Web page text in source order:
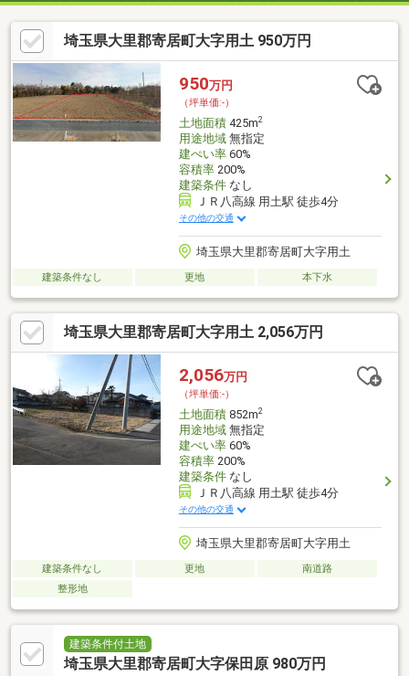
埼玉県大里郡寄居町大字用土 950万円
950万円
（坪単価:-）
土地面積425m2
用途地域無指定
建ぺい率60%
容積率200%
建築条件なし
ＪＲ八高線 用土駅 徒歩4分
その他の交通
埼玉県大里郡寄居町大字用土
建築条件なし 更地 本下水
埼玉県大里郡寄居町大字用土 2,056万円
2,056万円
（坪単価:-）
土地面積852m2
用途地域無指定
建ぺい率60%
容積率200%
建築条件なし
ＪＲ八高線 用土駅 徒歩4分
その他の交通
埼玉県大里郡寄居町大字用土
建築条件なし 更地
南道路
整形地
建築条件付土地
埼玉県大里郡寄居町大字保田原 980万円